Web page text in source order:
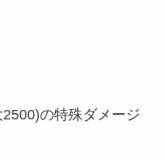
の特殊ダメージ